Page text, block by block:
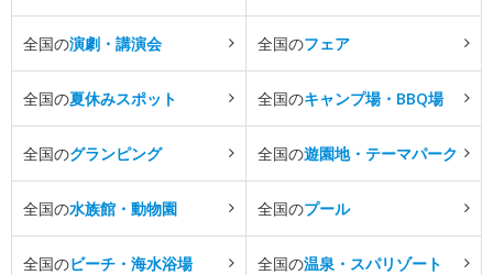
全国の演劇・講演会 全国のフェア
全国の夏休みスポット 全国のキャンプ場・BBQ場
全国のグランピング 全国の遊園地・テーマパーク
全国の水族館・動物園 全国のプール
全国のビーチ・海水浴場 全国の温泉・スパリゾート